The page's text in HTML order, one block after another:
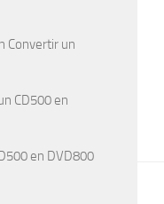
Convertir un
CD500 en
en DVD800